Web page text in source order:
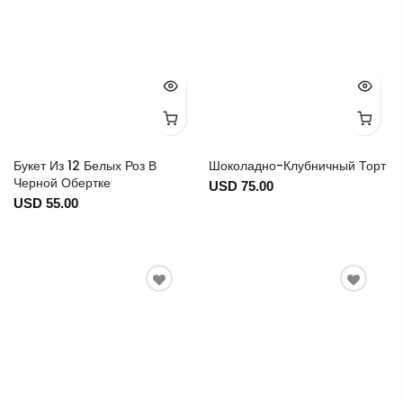
Букет Из 12 Белых Роз В
Черной Обертке
USD 55.00
Шоколадно-Клубничный Торт
USD 75.00